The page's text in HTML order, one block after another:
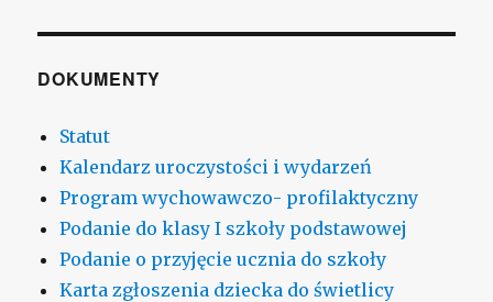
DOKUMENTY
Statut
Kalendarz uroczystości i wydarzeń
Program wychowawczo- profilaktyczny
Podanie do klasy I szkoły podstawowej
Podanie o przyjęcie ucznia do szkoły
Karta zgłoszenia dziecka do świetlicy